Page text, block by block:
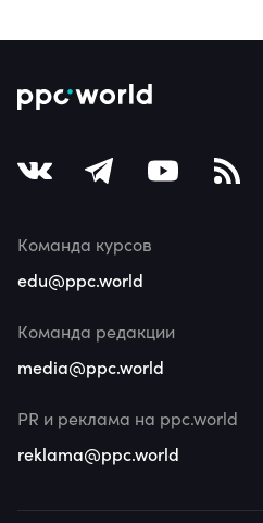
Команда курсов
edu@ppc.world
Команда редакции
media@ppc.world
PR и реклама на ppc.world
reklama@ppc.world